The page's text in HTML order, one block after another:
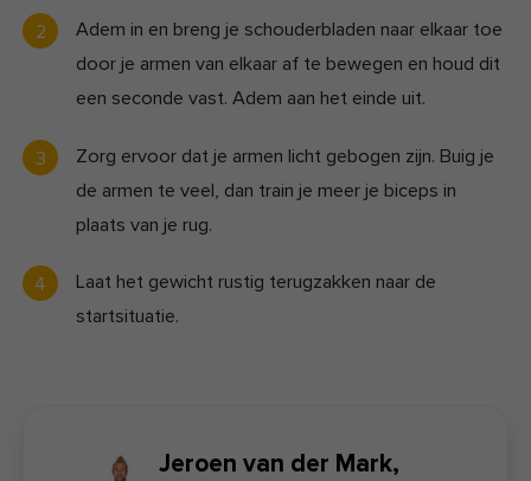
Adem in en breng je schouderbladen naar elkaar toe
door je armen van elkaar af te bewegen en houd dit
een seconde vast. Adem aan het einde uit.
Zorg ervoor dat je armen licht gebogen zijn. Buig je
de armen te veel, dan train je meer je biceps in
plaats van je rug.
Laat het gewicht rustig terugzakken naar de
startsituatie.
Jeroen van der Mark,